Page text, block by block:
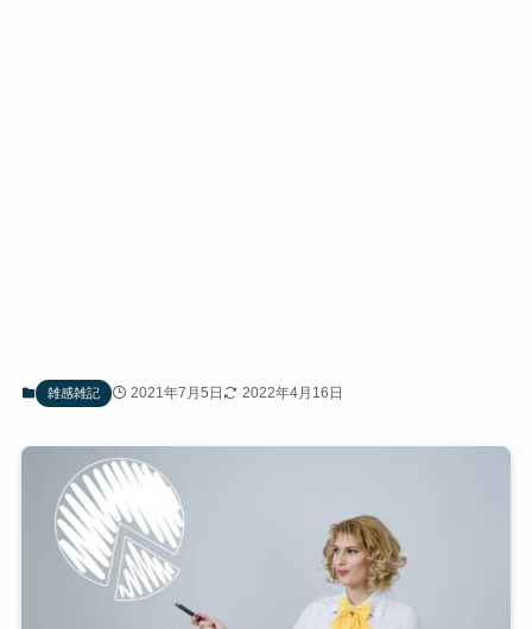
雑感雑記 2021年7月5日 2022年4月16日